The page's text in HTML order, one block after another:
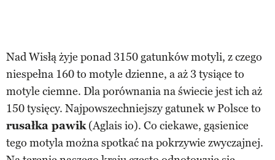
Nad Wisłą żyje ponad 3150 gatunków motyli, z czego
niespełna 160 to motyle dzienne, a aż 3 tysiące to
motyle ciemne. Dla porównania na świecie jest ich aż
150 tysięcy. Najpowszechniejszy gatunek w Polsce to
rusałka pawik(Aglais io). Co ciekawe, gąsienice
tego motyla można spotkać na pokrzywie zwyczajnej.